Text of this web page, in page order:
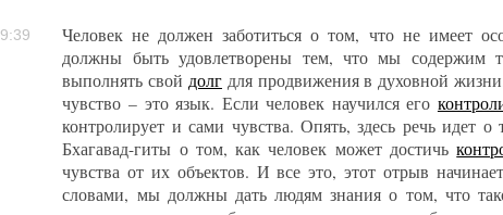
Человек не должен заботиться о том, что не имеет
должны быть удовлетворены тем, что мы содержим
выполнять свой долг для продвижения в духовной
чувство – это язык. Если человек научился его
контролирует и сами чувства. Опять, здесь речь идет
Бхагавад-гиты о том, как человек может достичь
чувства от их объектов. И все это, этот отрыв
словами, мы должны дать людям знания о том, что